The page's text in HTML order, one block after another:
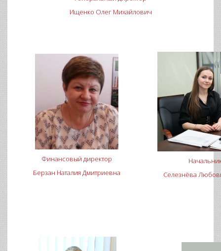
Ищенко Олег Михайлович
Финансовый директор
Берзан Наталия Дмитриевна
Селезнёва